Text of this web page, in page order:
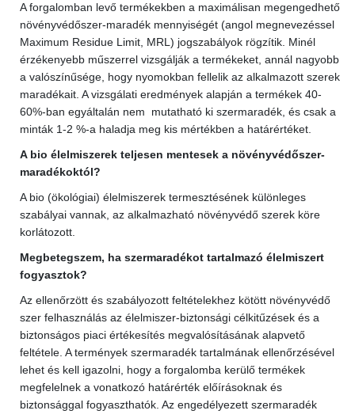
A forgalomban levő termékekben a maximálisan megengedhető
növényvédőszer-maradék mennyiségét (angol megnevezéssel
Maximum Residue Limit, MRL) jogszabályok rögzítik. Minél
érzékenyebb műszerrel vizsgálják a termékeket, annál nagyobb
a valószínűsége, hogy nyomokban fellelik az alkalmazott szerek
maradékait. A vizsgálati eredmények alapján a termékek 40-
60%-ban egyáltalán nem mutatható ki szermaradék, és csak a
minták 1-2 %-a haladja meg kis mértékben a határértéket.
A bio élelmiszerek teljesen mentesek a növényvédőszer-
maradékoktól?
A bio (ökológiai) élelmiszerek termesztésének különleges
szabályai vannak, az alkalmazható növényvédő szerek köre
korlátozott.
Megbetegszem, ha szermaradékot tartalmazó élelmiszert
fogyasztok?
Az ellenőrzött és szabályozott feltételekhez kötött növényvédő
szer felhasználás az élelmiszer-biztonsági célkitűzések és a
biztonságos piaci értékesítés megvalósításának alapvető
feltétele. A termények szermaradék tartalmának ellenőrzésével
lehet és kell igazolni, hogy a forgalomba kerülő termékek
megfelelnek a vonatkozó határérték előírásoknak és
biztonsággal fogyaszthatók. Az engedélyezett szermaradék